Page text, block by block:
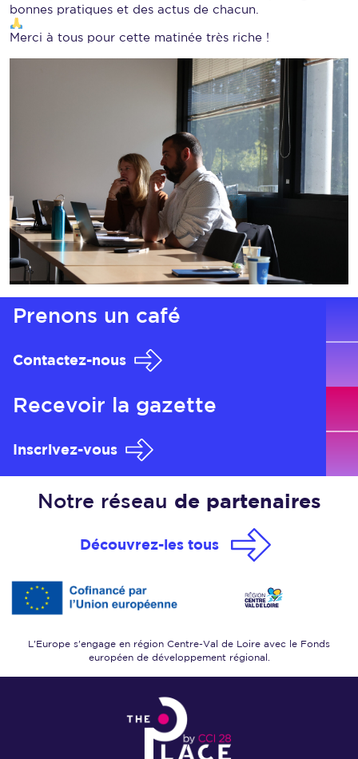
bonnes pratiques et des actus de chacun.
Merci à tous pour cette matinée très riche !
Prenons un café
Contactez-nous
Recevoir la gazette
Inscrivez-vous
Notre réseau de partenaires
Découvrez-les tous
L'Europe s'engage en région Centre-Val de Loire avec le Fonds
européen de développement régional.